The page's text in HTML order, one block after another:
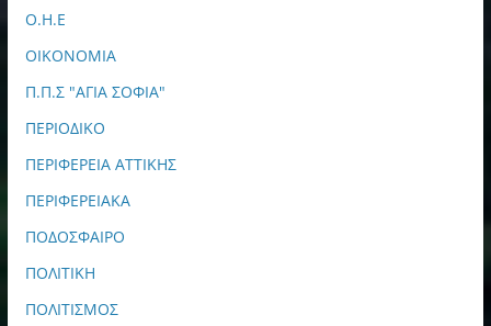
Ο.Η.Ε
ΟΙΚΟΝΟΜΙΑ
Π.Π.Σ "ΑΓΙΑ ΣΟΦΙΑ"
ΠΕΡΙΟΔΙΚΟ
ΠΕΡΙΦΕΡΕΙΑ ΑΤΤΙΚΗΣ
ΠΕΡΙΦΕΡΕΙΑΚΑ
ΠΟΔΟΣΦΑΙΡΟ
ΠΟΛΙΤΙΚΗ
ΠΟΛΙΤΙΣΜΟΣ